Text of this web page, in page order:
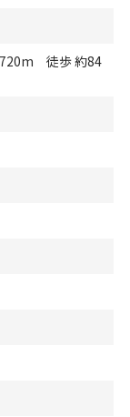
徒歩 約84